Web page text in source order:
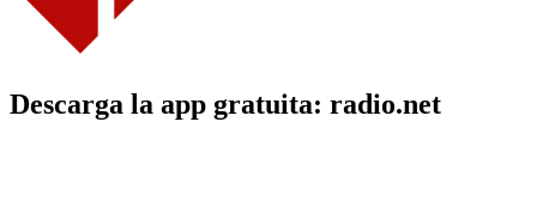
Descarga la app gratuita: radio.net